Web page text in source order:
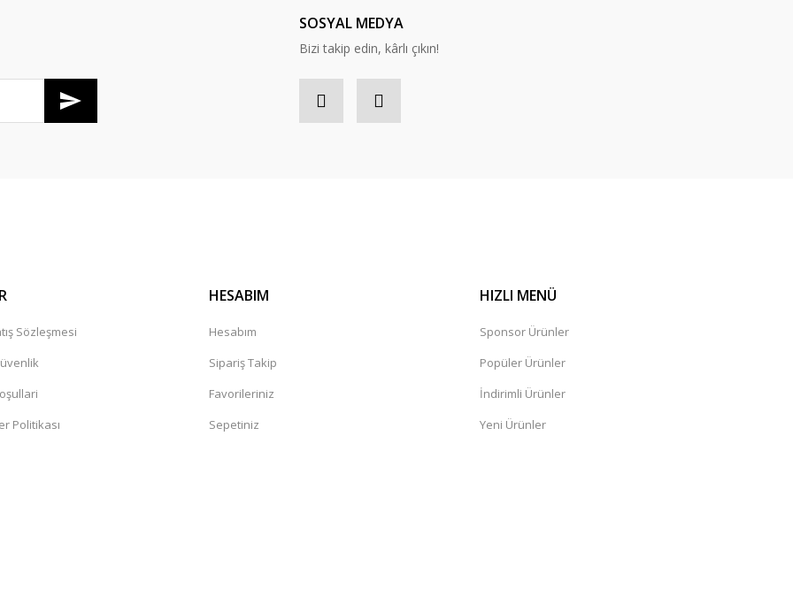
SOSYAL MEDYA
Bizi takip edin, kârlı çıkın!
Sözleşmesi
Politikası
HESABIM
Hesabım
Sipariş Takip
Favorileriniz
Sepetiniz
HIZLI MENÜ
Sponsor Ürünler
Popüler Ürünler
İndirimli Ürünler
Yeni Ürünler